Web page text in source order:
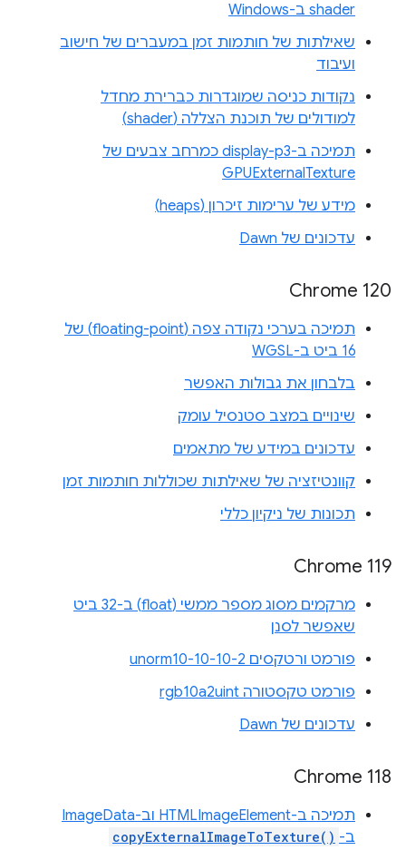
shader ב-Windows
שאילתות של חותמות זמן במעברים של חישוב
ועיבוד
נקודות כניסה שמוגדרות כברירת מחדל
למודולים של תוכנת הצללה (shader)
תמיכה ב-display-p3 כמרחב צבעים של
GPUExternalTexture
מידע של ערימות זיכרון (heaps)
עדכונים של Dawn
Chrome 120
תמיכה בערכי נקודה צפה (floating-point) של
16 ביט ב-WGSL
בלבחון את גבולות האפשר
שינויים במצב סטנסיל עומק
עדכונים במידע של מתאמים
קוונטיזציה של שאילתות שכוללות חותמות זמן
תכונות של ניקיון כללי
Chrome 119
מרקמים מסוג מספר ממשי (float) ב-32 ביט
שאפשר לסנן
פורמט ורטקסים unorm10-10-10-2
פורמט טקסטורה rgb10a2uint
עדכונים של Dawn
Chrome 118
תמיכה ב-HTMLImageElement וב-ImageData
ב- copyExternalImageToTexture()